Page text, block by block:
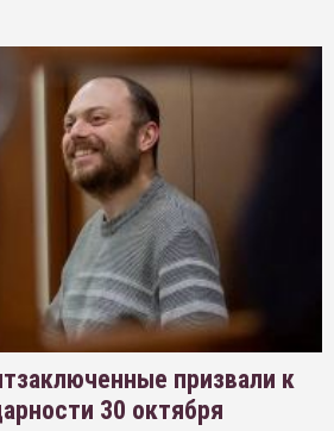
призвали к
30 октября